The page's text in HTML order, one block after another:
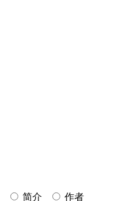
简介
作者